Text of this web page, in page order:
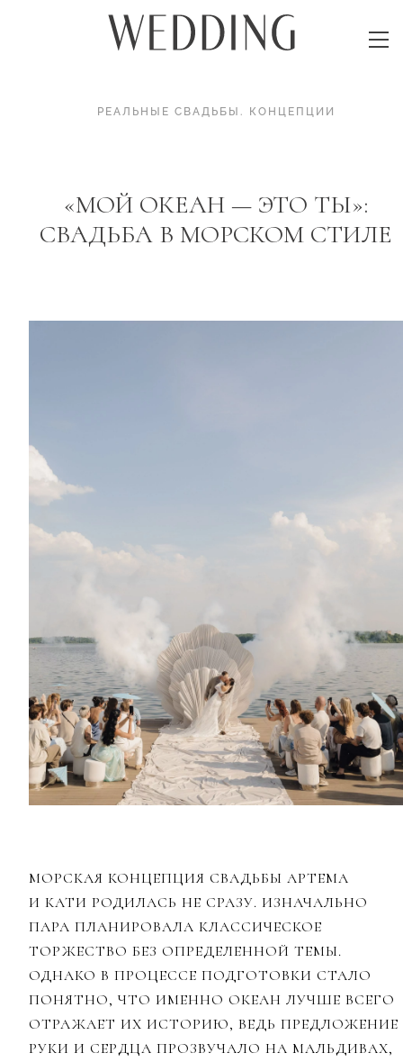
РЕАЛЬНЫЕ СВАДЬБЫ . КОНЦЕПЦИИ
«МОЙ ОКЕАН — ЭТО ТЫ»:
СВАДЬБА В МОРСКОМ СТИЛЕ
МОРСКАЯ КОНЦЕПЦИЯ СВАДЬБЫ АРТЕМА
И КАТИ РОДИЛАСЬ НЕ СРАЗУ. ИЗНАЧАЛЬНО
ПАРА ПЛАНИРОВАЛА КЛАССИЧЕСКОЕ
ТОРЖЕСТВО БЕЗ ОПРЕДЕЛЕННОЙ ТЕМЫ.
ОДНАКО В ПРОЦЕССЕ ПОДГОТОВКИ СТАЛО
ПОНЯТНО, ЧТО ИМЕННО ОКЕАН ЛУЧШЕ ВСЕГО
ОТРАЖАЕТ ИХ ИСТОРИЮ, ВЕДЬ ПРЕДЛОЖЕНИЕ
РУКИ И СЕРДЦА ПРОЗВУЧАЛО НА МАЛЬДИВАХ,